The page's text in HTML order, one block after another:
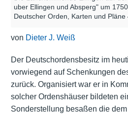
uber Ellingen und Absperg" um
Deutscher Orden, Karten und Pläne
von Dieter J. Weiß
Der Deutschordensbesitz im
vorwiegend auf Schenkungen
zurück. Organisiert war er in
solcher Ordenshäuser bildeten
Sonderstellung besaßen die